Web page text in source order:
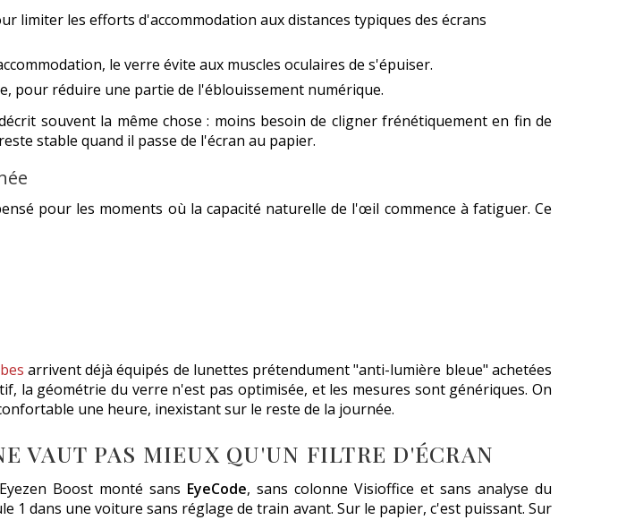
limiter les efforts d'accommodation aux distances typiques des écrans
le verre évite aux muscles oculaires de s'épuiser.
pour réduire une partie de l'éblouissement numérique.
souvent la même chose : moins besoin de cligner frénétiquement en fin de
stable quand il passe de l'écran au papier.
pour les moments où la capacité naturelle de l'œil commence à fatiguer. Ce
arrivent déjà équipés de lunettes prétendument "anti-lumière bleue" achetées
la géométrie du verre n'est pas optimisée, et les mesures sont génériques. On
une heure, inexistant sur le reste de la journée.
VAUT PAS MIEUX QU'UN FILTRE D'ÉCRAN
Boost monté sans EyeCode, sans colonne Visioffice et sans analyse du
1 dans une voiture sans réglage de train avant. Sur le papier, c'est puissant. Sur